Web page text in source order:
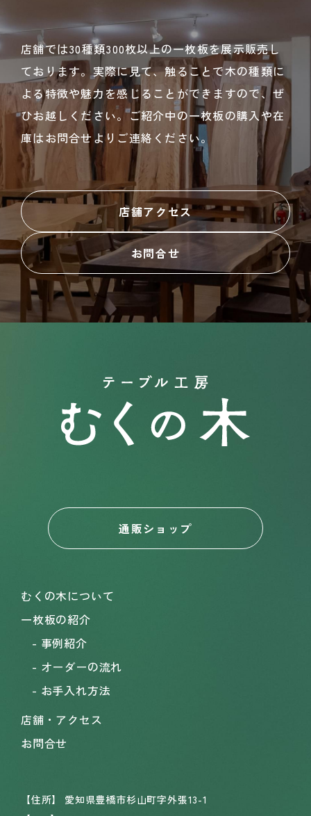
店舗では30種類300枚以上の一枚板を展示販売し
ております。実際に見て、触ることで木の種類に
よる特徴や魅力を感じることができますので、ぜ
ひお越しください。ご紹介中の一枚板の購入や在
庫はお問合せよりご連絡ください。
店舗アクセス
お問合せ
通販ショップ
むくの木について
一枚板の紹介
事例紹介
オーダーの流れ
お手入れ方法
店舗・アクセス
お問合せ
【住所】
愛知県豊橋市杉山町字外張13-1